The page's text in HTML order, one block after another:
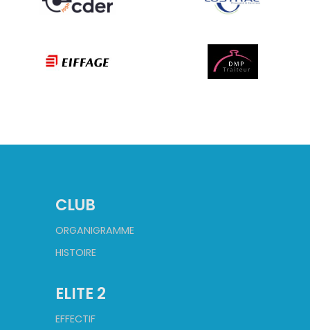
CLUB
ORGANIGRAMME
HISTOIRE
ELITE 2
EFFECTIF